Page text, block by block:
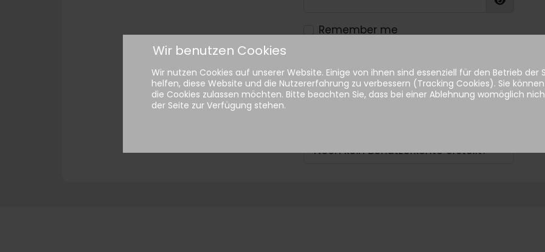
Remember me
Passwort vergessen?
Noch kein Benutzerkonto erstellt?
Wir benutzen Cookies
Wir nutzen Cookies auf unserer Website. Einige von ihnen sind essenziell für den Betrieb der
helfen, diese Website und die Nutzererfahrung zu verbessern (Tracking Cookies). Sie
die Cookies zulassen möchten. Bitte beachten Sie, dass bei einer Ablehnung womöglich
der Seite zur Verfügung stehen.